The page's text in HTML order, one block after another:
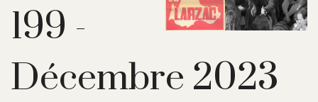
199 -
Décembre 2023